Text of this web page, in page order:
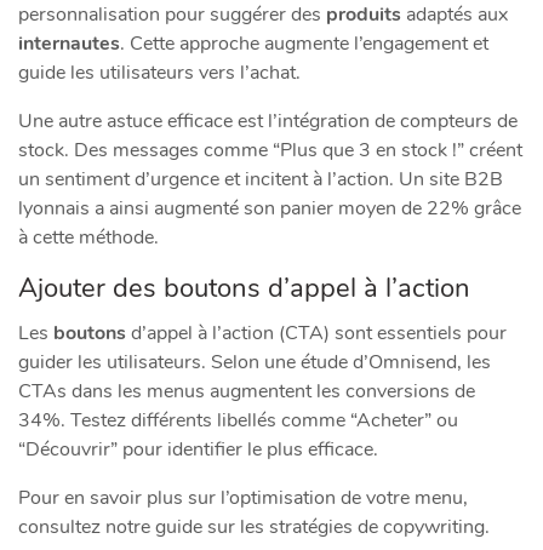
personnalisation pour suggérer des produits adaptés aux
internautes. Cette approche augmente l’engagement et
guide les utilisateurs vers l’achat.
Une autre astuce efficace est l’intégration de compteurs de
stock. Des messages comme “Plus que 3 en stock !” créent
un sentiment d’urgence et incitent à l’action. Un site B2B
lyonnais a ainsi augmenté son panier moyen de 22% grâce
à cette méthode.
Ajouter des boutons d’appel à l’action
Les boutonsd’appel à l’action (CTA) sont essentiels pour
guider les utilisateurs. Selon une étude d’Omnisend, les
CTAs dans les menus augmentent les conversions de
34%. Testez différents libellés comme “Acheter” ou
“Découvrir” pour identifier le plus efficace.
Pour en savoir plus sur l’optimisation de votre menu,
consultez notre guide sur les stratégies de copywriting.